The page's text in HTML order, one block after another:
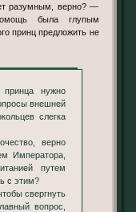
разумным, верно? —
была глупым
принц предложить не
внешней
слегка
верно
Императора,
путем
с этим?
свергнуть
вопрос,